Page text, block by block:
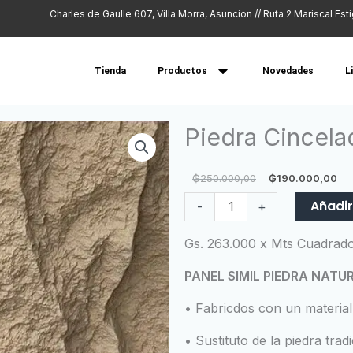
Charles de Gaulle 607, Villa Morra, Asuncion // Ruta 2 Mariscal
Tienda Productos Novedades
Piedra
₲250.000,00
El
precio
original
era:
₲190.000,00
es:
-
Cincelada
Beige
+
Gs. 263.000 x Mts
PANEL SIMIL PIEDRA
• Fabricdos con un
• Sustituto de la piedra